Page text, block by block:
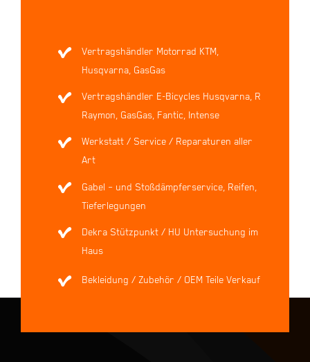
Vertragshändler Motorrad KTM,
Husqvarna, GasGas
Vertragshändler E-Bicycles Husqvarna, R
Raymon, GasGas, Fantic, Intense
Werkstatt / Service / Reparaturen aller
Art
Gabel – und Stoßdämpferservice, Reifen,
Tieferlegungen
Dekra Stützpunkt / HU Untersuchung im
Haus
Bekleidung / Zubehör / OEM Teile Verkauf